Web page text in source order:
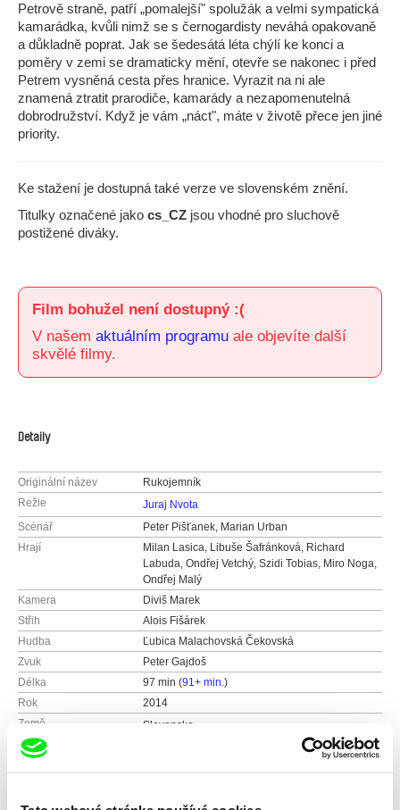
Petrově straně, patří „pomalejší" spolužák a velmi sympatická
kamarádka, kvůli nimž se s černogardisty neváhá opakovaně
a důkladně poprat. Jak se šedesátá léta chýlí ke konci a
poměry v zemi se dramaticky mění, otevře se nakonec i před
Petrem vysněná cesta přes hranice. Vyrazit na ni ale
znamená ztratit prarodiče, kamarády a nezapomenutelná
dobrodružství. Když je vám „náct", máte v životě přece jen jiné
priority.
Ke stažení je dostupná také verze ve slovenském znění.
Titulky označené jako cs_CZ jsou vhodné pro sluchově
postižené diváky.
Film bohužel není dostupný :(
V našem aktuálním programu ale objevíte další
skvělé filmy.
Detaily
Originální název
Rukojemník
Režie
Juraj Nvota
Scénář
Peter Pišťanek, Marian Urban
Hrají
Milan Lasica, Libuše Šafránková, Richard
Labuda, Ondřej Vetchý, Szidi Tobias, Miro Noga,
Ondřej Malý
Kamera
Diviš Marek
Střih
Alois Fišárek
Hudba
Ľubica Malachovská Čekovská
Zvuk
Peter Gajdoš
Délka
97 min (91+ min.)
Rok
2014
Země
Slovensko
Barevný